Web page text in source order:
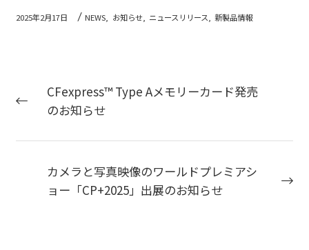
2025年2月17日 NEWS, お知らせ, ニュースリリース, 新製品情報
CFexpress™ Type Aメモリーカード発売
のお知らせ
カメラと写真映像のワールドプレミアシ
ョー「CP+2025」出展のお知らせ